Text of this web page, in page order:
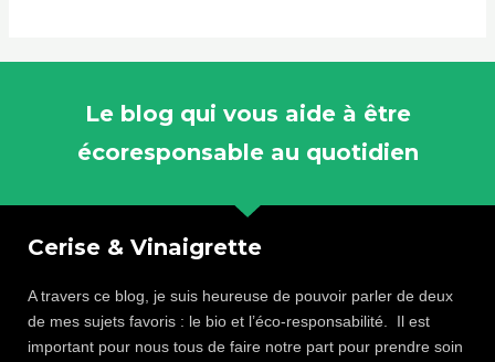
Le blog qui vous aide à être
écoresponsable au quotidien
Cerise & Vinaigrette
A travers ce blog, je suis heureuse de pouvoir parler de deux
de mes sujets favoris : le bio et l’éco-responsabilité. Il est
important pour nous tous de faire notre part pour prendre soin